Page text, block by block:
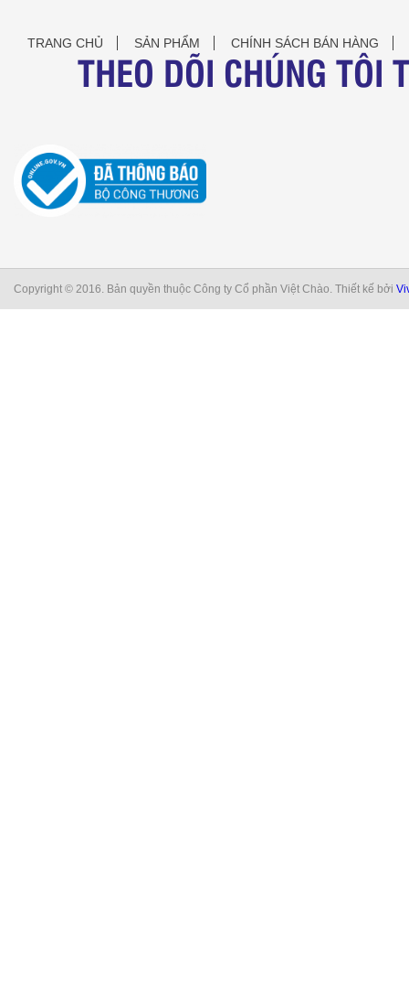
TRANG CHỦ SẢN PHẨM CHÍNH SÁCH BÁN HÀNG
THEO DÕI CHÚNG TÔI
Copyright © 2016. Bản quyền thuộc Công ty Cổ phần Việt Chào. Thiết kế bởi